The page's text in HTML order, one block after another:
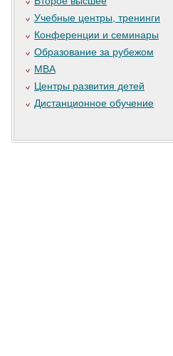
Учебные центры, тренинги
Конференции и семинары
Образование за рубежом
MBA
Центры развития детей
Дистанционное обучение